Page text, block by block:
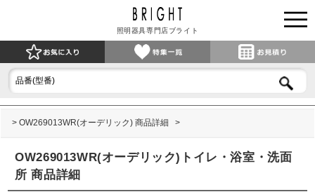
照明器具専門店ブライト
OW269013WR(オーデリック) 商品詳細
OW269013WR(オーデリック)トイレ・浴室・洗面
所 商品詳細